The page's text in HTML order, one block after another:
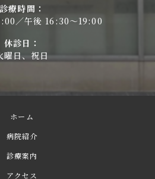
診療時間：
／午後 16:30～19:00
休診日：
曜日、祝日
ホーム
病院紹介
診療案内
アクセス